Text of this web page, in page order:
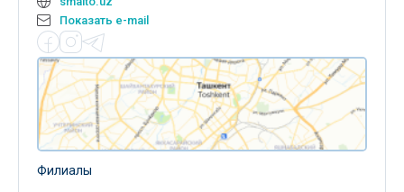
Показать e-mail
Филиалы